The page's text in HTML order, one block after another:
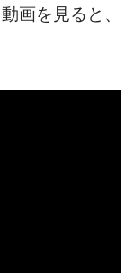
画を見ると、